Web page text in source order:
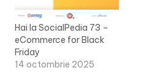
Hai la SocialPedia 73 –
eCommerce for Black
Friday
14 octombrie 2025